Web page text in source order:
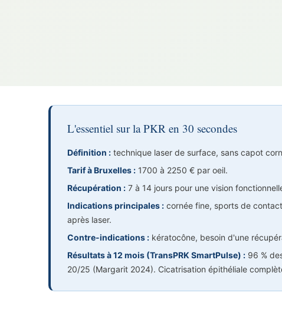
L'essentiel sur la PKR en 30 secondes
Définition : technique laser de surface, sans capot
Tarif à Bruxelles : 1700 à 2250 € par oeil.
Récupération : 7 à 14 jours pour une vision
Indications principales : cornée fine, sports de
après laser.
Contre-indications : kératocône, besoin d'une
Résultats à 12 mois (TransPRK SmartPulse) : 96 %
20/25 (Margarit 2024). Cicatrisation épithéliale